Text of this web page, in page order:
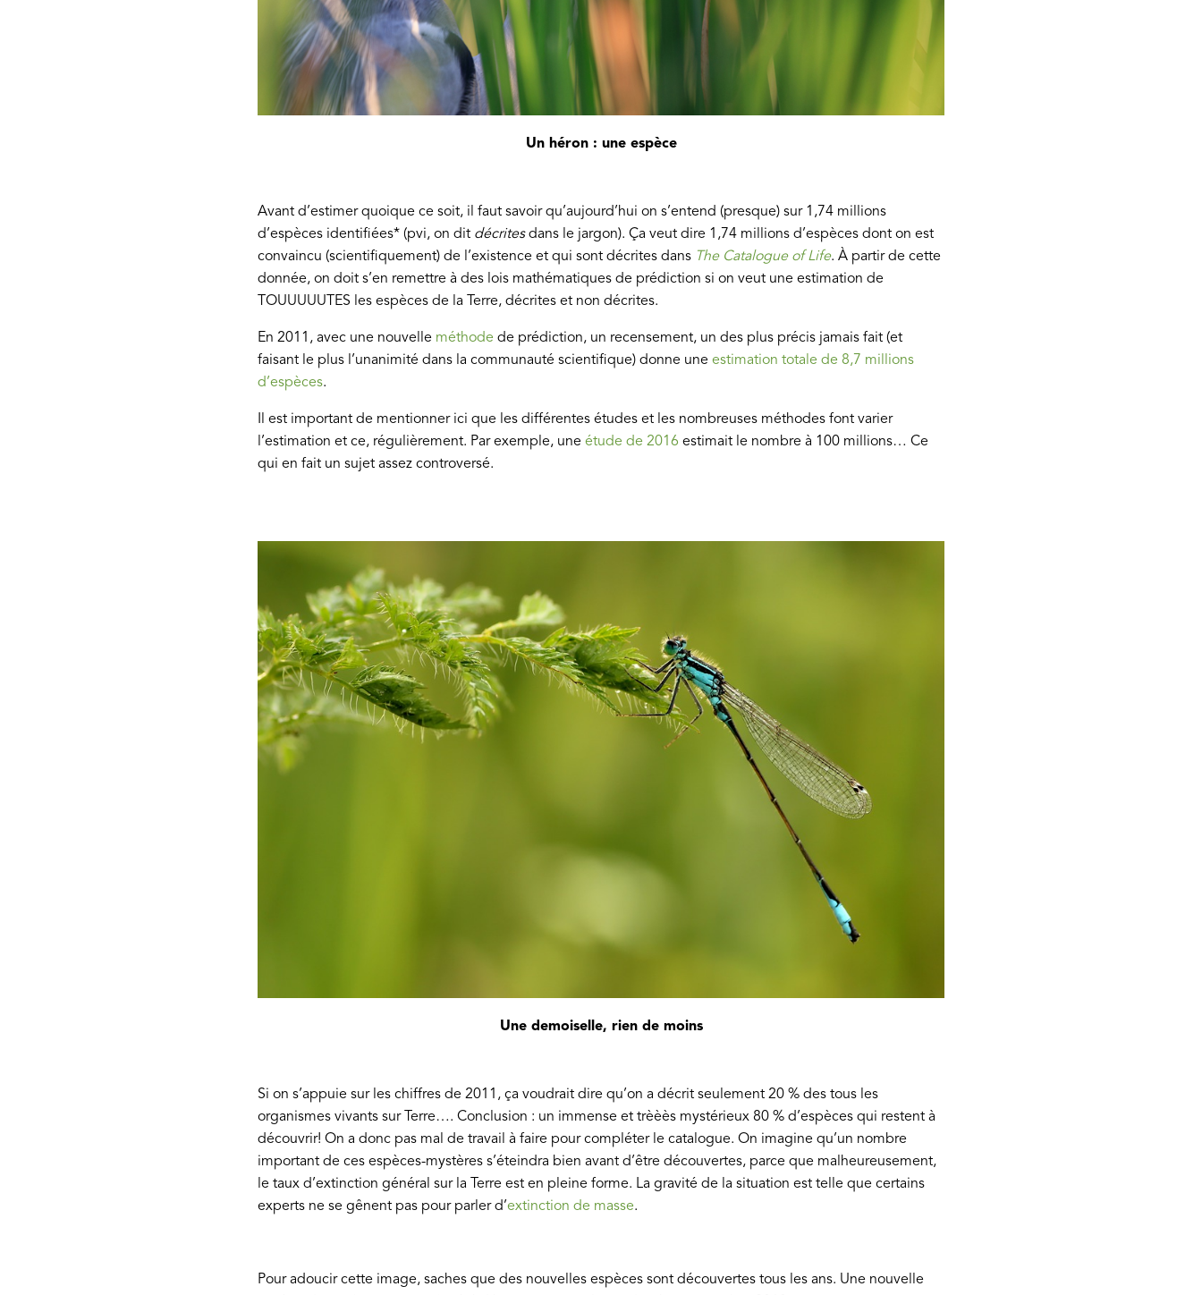
Un héron : une espèce
Avant d’estimer quoique ce soit, il faut savoir qu’aujourd’hui on s’entend (presque) sur 1,74 millions
d’espèces identifiées* (pvi, on dit décritesdans le jargon). Ça veut dire 1,74 millions d’espèces dont on est
convaincu (scientifiquement) de l’existence et qui sont décrites dans The Catalogue of Life. À partir de cette
donnée, on doit s’en remettre à des lois mathématiques de prédiction si on veut une estimation de
TOUUUUUTES les espèces de la Terre, décrites et non décrites.
En 2011, avec une nouvelle méthode de prédiction, un recensement, un des plus précis jamais fait (et
faisant le plus l’unanimité dans la communauté scientifique) donne une estimation totale de 8,7 millions
d’espèces.
Il est important de mentionner ici que les différentes études et les nombreuses méthodes font varier
l’estimation et ce, régulièrement. Par exemple, une étude de 2016 estimait le nombre à 100 millions… Ce
qui en fait un sujet assez controversé.
Une demoiselle, rien de moins
Si on s’appuie sur les chiffres de 2011, ça voudrait dire qu’on a décrit seulement 20 % des tous les
organismes vivants sur Terre…. Conclusion : un immense et trèèès mystérieux 80 % d’espèces qui restent à
découvrir! On a donc pas mal de travail à faire pour compléter le catalogue. On imagine qu’un nombre
important de ces espèces-mystères s’éteindra bien avant d’être découvertes, parce que malheureusement,
le taux d’extinction général sur la Terre est en pleine forme. La gravité de la situation est telle que certains
experts ne se gênent pas pour parler d’extinction de masse.
Pour adoucir cette image, saches que des nouvelles espèces sont découvertes tous les ans. Une nouvelle